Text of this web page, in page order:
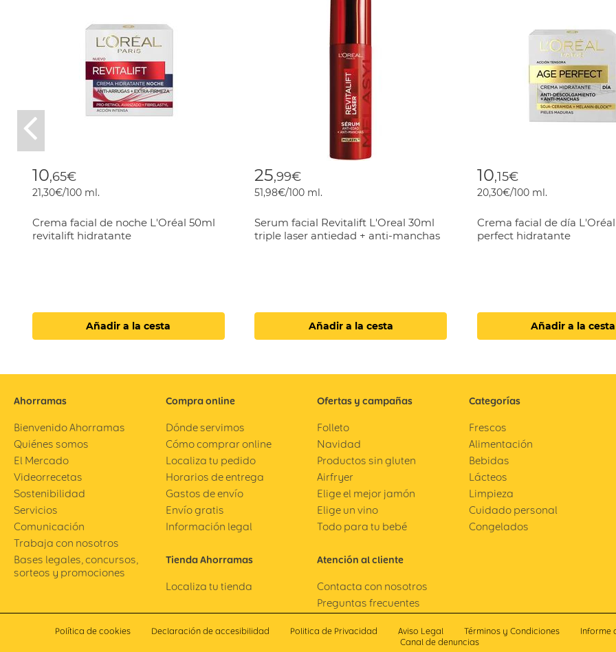
10,65€
21,30€/100 ml.
Crema facial de noche L'Oréal 50ml
revitalift hidratante
Añadir a la cesta
25,99€
51,98€/100 ml.
Serum facial Revitalift L'Oreal 30ml
triple laser antiedad + anti-manchas
Añadir a la cesta
10,15€
20,30€/100 ml.
Crema facial de día
perfect hidratante
Añadir a la cesta
Previous
Ahorramas
Bienvenido Ahorramas
Quiénes somos
El Mercado
Videorrecetas
Sostenibilidad
Servicios
Comunicación
Trabaja con nosotros
Bases legales, concursos,
sorteos y promociones
Compra online
Dónde servimos
Cómo comprar online
Localiza tu pedido
Horarios de entrega
Gastos de envío
Envío gratis
Información legal
Tienda Ahorramas
Localiza tu tienda
Ofertas y campañas
Folleto
Navidad
Productos sin gluten
Airfryer
Elige el mejor jamón
Elige un vino
Todo para tu bebé
Atención al cliente
Contacta con nosotros
Preguntas frecuentes
Categorías
Frescos
Alimentación
Bebidas
Lácteos
Limpieza
Cuidado personal
Congelados
Política de cookies Declaración de accesibilidad Politica de Privacidad Aviso Legal Términos y Condiciones
Informe
Canal de denuncias